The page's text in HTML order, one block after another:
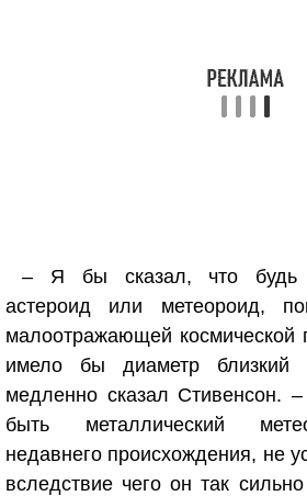
– Я бы сказал, что будь
астероид или метеороид,
малоотражающей космической
имело бы диаметр
медленно сказал Стивенсон.
быть металлический
недавнего происхождения, не
вследствие чего он так